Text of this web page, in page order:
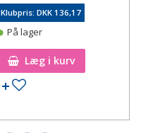
Klubpris: DKK 136,17
På lager
Læg i kurv
Tilføj til ønskeseddel